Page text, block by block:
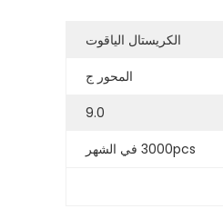
الكريستال الياقوت
المحور ج
9.0
3000pcs في الشهر